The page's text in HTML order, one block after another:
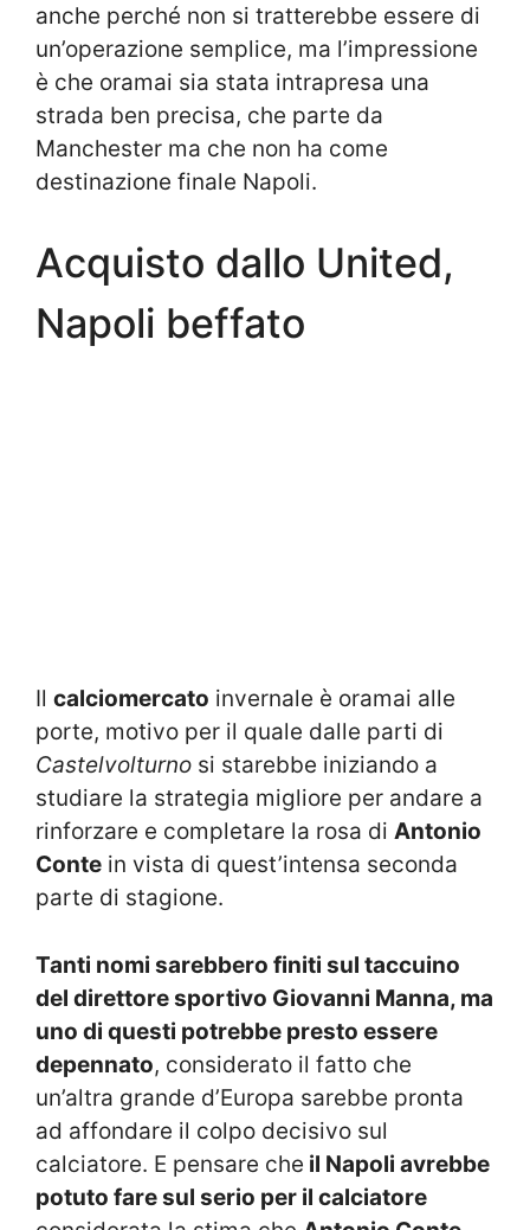
anche perché non si tratterebbe essere di
un’operazione semplice, ma l’impressione
è che oramai sia stata intrapresa una
strada ben precisa, che parte da
Manchester ma che non ha come
destinazione finale Napoli.
Acquisto dallo United,
Napoli beffato
Il calciomercato invernale è oramai alle
porte, motivo per il quale dalle parti di
Castelvolturno si starebbe iniziando a
studiare la strategia migliore per andare a
rinforzare e completare la rosa di Antonio
Conte in vista di quest’intensa seconda
parte di stagione.
Tanti nomi sarebbero finiti sul taccuino
del direttore sportivo Giovanni Manna, ma
uno di questi potrebbe presto essere
depennato, considerato il fatto che
un’altra grande d’Europa sarebbe pronta
ad affondare il colpo decisivo sul
calciatore. E pensare che il Napoli avrebbe
potuto fare sul serio per il calciatore